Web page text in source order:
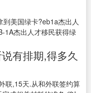
美国绿卡?eb1a杰出人
1A杰出人才移民获得绿
有排期,得多久
联,15天.从和外联签约算